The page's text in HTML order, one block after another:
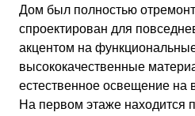
Дом был полностью
спроектирован для
акцентом на
высококачественные
естественное освещение на
На первом этаже находится